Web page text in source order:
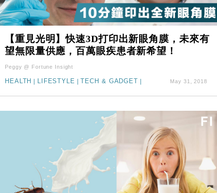
【重見光明】快速3D打印出新眼角膜，未來有
望無限量供應，百萬眼疾患者新希望！
Peggy @ Fortune Insight
HEALTH | LIFESTYLE | TECH & GADGET | May 31, 2018